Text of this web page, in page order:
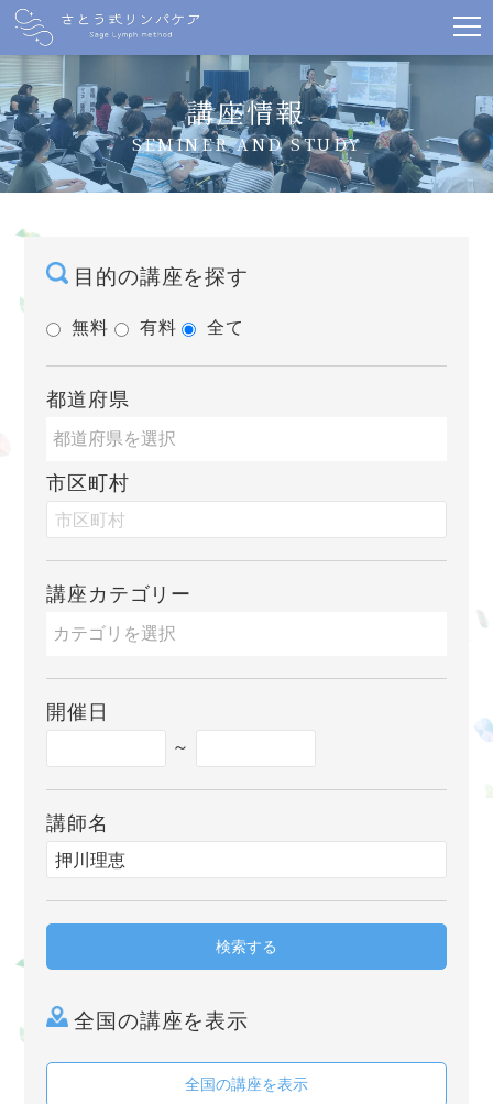
講座情報
SEMINER AND STUDY
目的の講座を探す
無料 有料 全て
都道府県
市区町村
講座カテゴリー
開催日
～
講師名
検索する
全国の講座を表示
全国の講座を表示